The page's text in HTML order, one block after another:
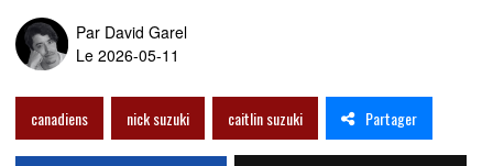
Par David Garel
Le 2026-05-11
canadiens nick suzuki caitlin suzuki Partager